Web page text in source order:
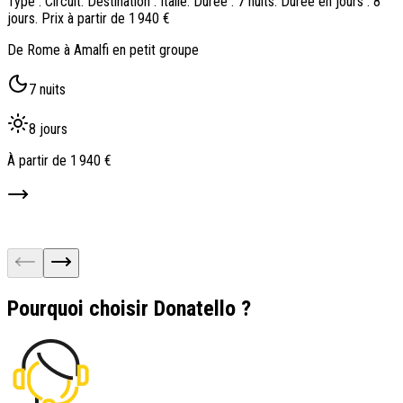
jours. Prix à partir de 1 940 €
De Rome à Amalfi en petit groupe
7 nuits
8 jours
À partir de 1 940 €
Pourquoi choisir Donatello ?